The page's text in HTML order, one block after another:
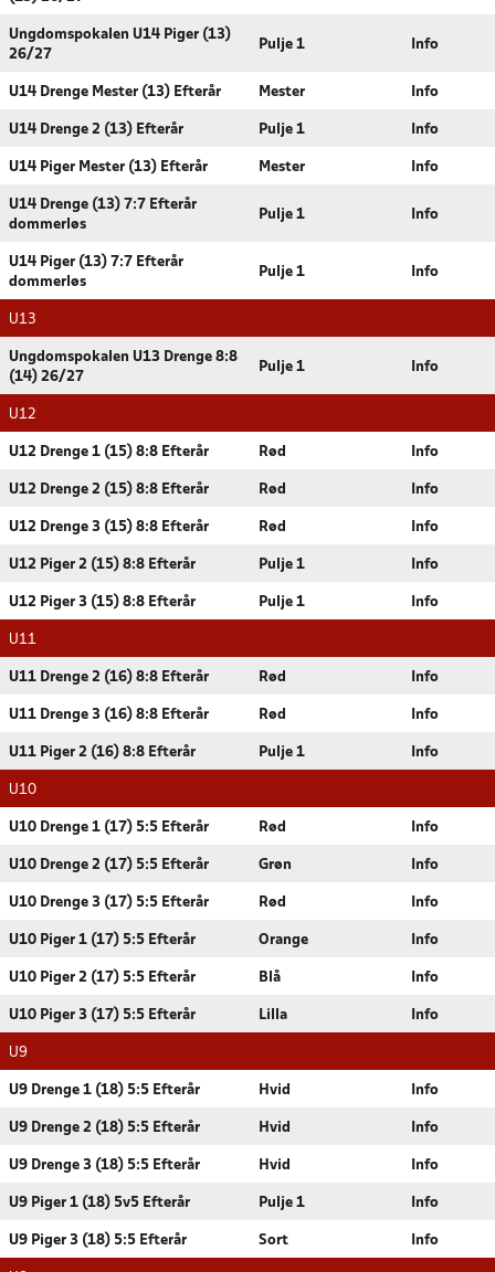
Ungdomspokalen U14 Piger (13)
26/27
Pulje 1 Info
U14 Drenge Mester (13) Efterår Mester Info
U14 Drenge 2 (13) Efterår Pulje 1 Info
U14 Piger Mester (13) Efterår Mester Info
U14 Drenge (13) 7:7 Efterår
dommerløs
Pulje 1 Info
U14 Piger (13) 7:7 Efterår
dommerløs
Pulje 1 Info
U13
Ungdomspokalen U13 Drenge 8:8
(14) 26/27
Pulje 1 Info
U12
U12 Drenge 1 (15) 8:8 Efterår Rød Info
U12 Drenge 2 (15) 8:8 Efterår Rød Info
U12 Drenge 3 (15) 8:8 Efterår Rød Info
U12 Piger 2 (15) 8:8 Efterår Pulje 1 Info
U12 Piger 3 (15) 8:8 Efterår Pulje 1 Info
U11
U11 Drenge 2 (16) 8:8 Efterår Rød Info
U11 Drenge 3 (16) 8:8 Efterår Rød Info
U11 Piger 2 (16) 8:8 Efterår Pulje 1 Info
U10
U10 Drenge 1 (17) 5:5 Efterår Rød Info
U10 Drenge 2 (17) 5:5 Efterår Grøn Info
U10 Drenge 3 (17) 5:5 Efterår Rød Info
U10 Piger 1 (17) 5:5 Efterår Orange Info
U10 Piger 2 (17) 5:5 Efterår Blå Info
U10 Piger 3 (17) 5:5 Efterår Lilla Info
U9
U9 Drenge 1 (18) 5:5 Efterår Hvid Info
U9 Drenge 2 (18) 5:5 Efterår Hvid Info
U9 Drenge 3 (18) 5:5 Efterår Hvid Info
U9 Piger 1 (18) 5v5 Efterår Pulje 1 Info
U9 Piger 3 (18) 5:5 Efterår Sort Info